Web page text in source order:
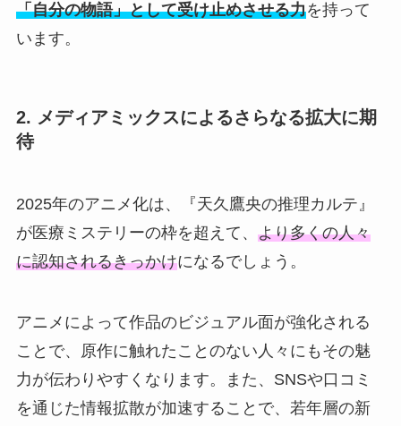
「自分の物語」として受け止めさせる力を持って
います。
2. メディアミックスによるさらなる拡大に期
待
2025年のアニメ化は、『天久鷹央の推理カルテ』
が医療ミステリーの枠を超えて、 より多くの人々
に認知されるきっかけになるでしょう。
アニメによって作品のビジュアル面が強化される
ことで、原作に触れたことのない人々にもその魅
力が伝わりやすくなります。また、SNSや口コミ
を通じた情報拡散が加速することで、若年層の新